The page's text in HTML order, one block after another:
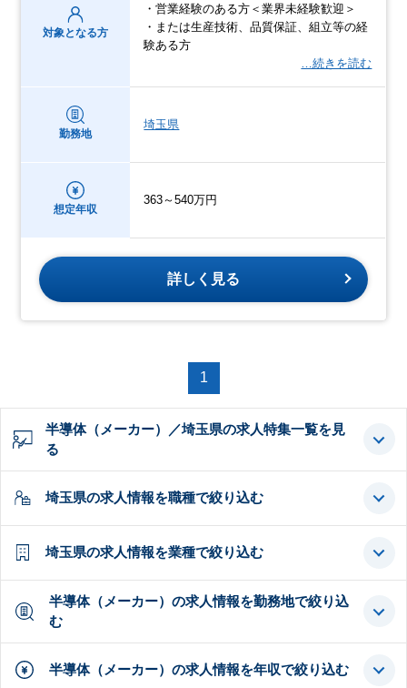
対象となる方
・営業経験のある方＜業界未経験歓迎＞
・または生産技術、品質保証、組立等の経
験ある方
…続きを読む
勤務地
埼玉県
想定年収
363～540万円
詳しく見る
1
半導体（メーカー）／埼玉県の求人特集一覧を見
る
埼玉県の求人情報を職種で絞り込む
埼玉県の求人情報を業種で絞り込む
半導体（メーカー）の求人情報を勤務地で絞り込
む
半導体（メーカー）の求人情報を年収で絞り込む